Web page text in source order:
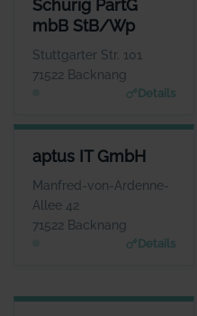
Schurig PartG
mbB StB/Wp
Stuttgarter Str. 101
71522 Backnang
Details
Frau
aptus IT GmbH
Manfred-von-Ardenne-
Allee 42
71522 Backnang
Details
APTUS IT GMBH
Herr Reinhard Mayer